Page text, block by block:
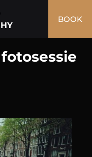
BOOK